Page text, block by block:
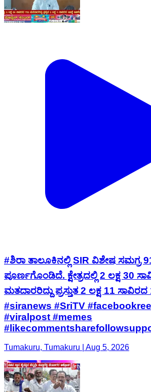
#ಶಿರಾ ತಾಲೂಕಿನಲ್ಲಿ SIR ವಿಶೇಷ ಸಮಗ್ರ
ಪೂರ್ಣಗೊಂಡಿದೆ. ಕ್ಷೇತ್ರದಲ್ಲಿ 2 ಲಕ್ಷ 30
ಮತದಾರರಿದ್ದು ಪ್ರಸ್ತುತ 2 ಲಕ್ಷ 11
#siranews #SriTV
#viralpost #memes
Tumakuru, Tumakuru | Aug 5, 2026